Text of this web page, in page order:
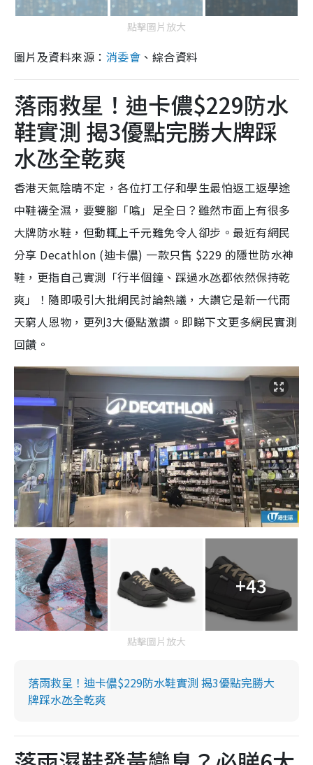
點擊圖片放大
圖片及資料來源： 消委會 、綜合資料
落雨救星！迪卡儂$229防水
鞋實測 揭3優點完勝大牌踩
水氹全乾爽
香港天氣陰晴不定，各位打工仔和學生最怕返工返學途
中鞋襪全濕，要雙腳「噏」足全日？雖然市面上有很多
大牌防水鞋，但動輒上千元難免令人卻步。最近有網民
分享 Decathlon (迪卡儂) 一款只售 $229 的隱世防水神
鞋，更指自己實測「行半個鐘、踩過水氹都依然保持乾
爽」！隨即吸引大批網民討論熱議，大讚它是新一代雨
天窮人恩物，更列3大優點激讚。即睇下文更多網民實測
回饋。
+43
點擊圖片放大
落雨救星！迪卡儂$229防水鞋實測 揭3優點完勝大
牌踩水氹全乾爽